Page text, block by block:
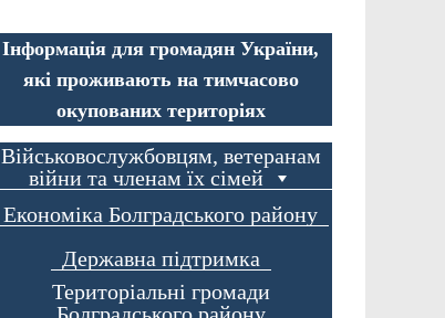
Інформація для громадян України,
які проживають на тимчасово
окупованих територіях
Військовослужбовцям, ветеранам
війни та членам їх сімей
Економіка Болградського району
Державна підтримка
Територіальні громади